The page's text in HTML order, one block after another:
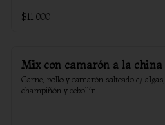
$11.000
Mix con camarón a la china
Carne, pollo y camarón salteado c/ algas,
champiñón y cebollín